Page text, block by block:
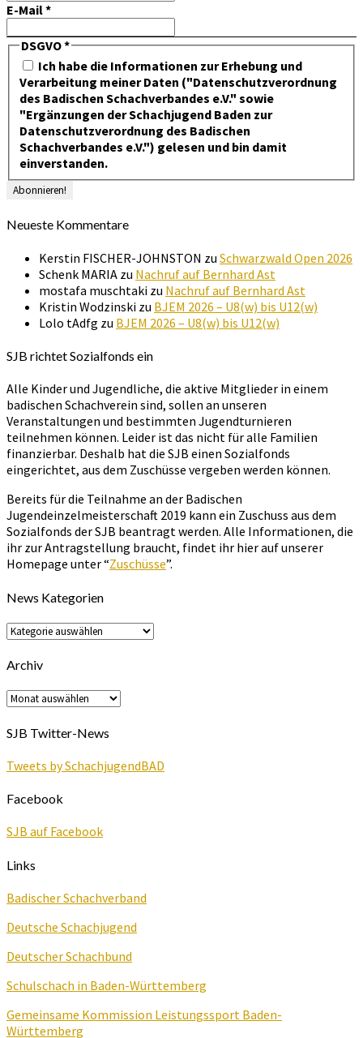
E-Mail*
DSGVO*
Ich habe die Informationen zur Erhebung und
Verarbeitung meiner Daten ("Datenschutzverordnung
des Badischen Schachverbandes e.V." sowie
"Ergänzungen der Schachjugend Baden zur
Datenschutzverordnung des Badischen
Schachverbandes e.V.") gelesen und bin damit
einverstanden.
Neueste Kommentare
Kerstin FISCHER-JOHNSTON zu Schwarzwald Open 2026
Schenk MARIA zu Nachruf auf Bernhard Ast
mostafa muschtaki zu Nachruf auf Bernhard Ast
Kristin Wodzinski zu BJEM 2026 – U8(w) bis U12(w)
Lolo tAdfg zu BJEM 2026 – U8(w) bis U12(w)
SJB richtet Sozialfonds ein
Alle Kinder und Jugendliche, die aktive Mitglieder in einem
badischen Schachverein sind, sollen an unseren
Veranstaltungen und bestimmten Jugendturnieren
teilnehmen können. Leider ist das nicht für alle Familien
finanzierbar. Deshalb hat die SJB einen Sozialfonds
eingerichtet, aus dem Zuschüsse vergeben werden können.
Bereits für die Teilnahme an der Badischen
Jugendeinzelmeisterschaft 2019 kann ein Zuschuss aus dem
Sozialfonds der SJB beantragt werden. Alle Informationen, die
ihr zur Antragstellung braucht, findet ihr hier auf unserer
Homepage unter “Zuschüsse”.
News Kategorien
News
Kategorien
Archiv
Archiv
SJB Twitter-News
Tweets by SchachjugendBAD
Facebook
SJB auf Facebook
Links
Badischer Schachverband
Deutsche Schachjugend
Deutscher Schachbund
Schulschach in Baden-Württemberg
Gemeinsame Kommission Leistungssport Baden-
Württemberg